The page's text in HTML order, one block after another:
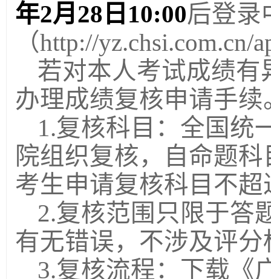
年2月28日10:00后登录
（http://
若对本人考试成绩
办理成绩复核申请手续
1.复核科目：全国统
院组织复核，自命题
考生申请复核科目不超
2.复核范围只限于答
有无错误，不涉及评
3.复核流程：下载《